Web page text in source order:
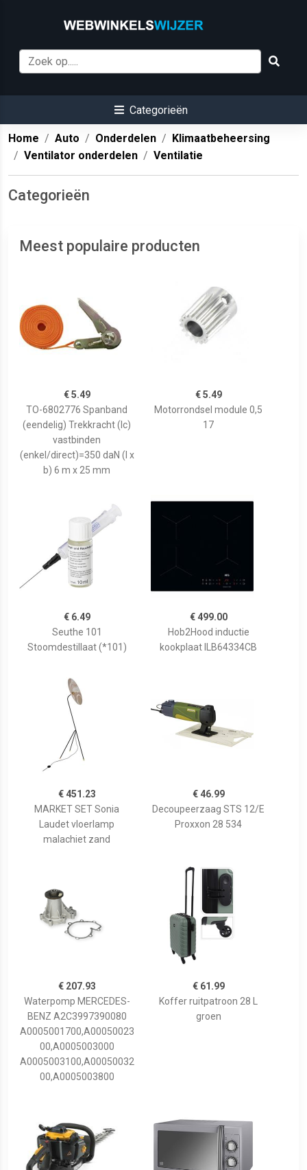
Categorieën
Home Auto Onderdelen
Klimaatbeheersing
Ventilator onderdelen
Ventilatie
Categorieën
Meest populaire producten
€ 5.49
TO-6802776 Spanband
(eendelig) Trekkracht (lc)
vastbinden
(enkel/direct)=350 daN (l x
b) 6 m x 25 mm
€ 5.49
Motorrondsel module 0,5
17
€ 6.49
Seuthe 101
Stoomdestillaat (*101)
€ 499.00
Hob2Hood inductie
kookplaat ILB64334CB
€ 451.23
MARKET SET Sonia
Laudet vloerlamp
malachiet zand
€ 46.99
Decoupeerzaag STS 12/E
Proxxon 28 534
€ 207.93
Waterpomp MERCEDES-
BENZ A2C3997390080
A0005001700,A00050023
00,A0005003000
A0005003100,A00050032
00,A0005003800
€ 61.99
Koffer ruitpatroon 28 L
groen